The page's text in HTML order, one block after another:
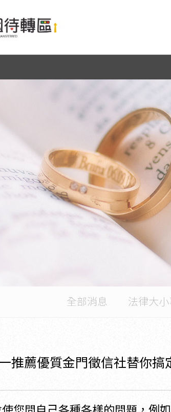
推薦優質金門徵信社
全部消息 法律大
推薦優質金門徵信社替你搞